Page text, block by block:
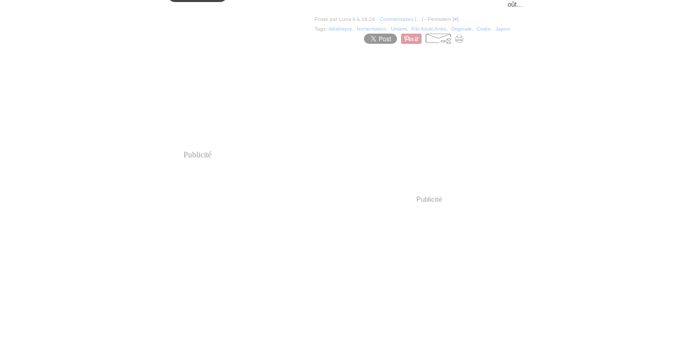
Publicité
oût...
Posté par Luna k à 18:24 - Commentaires [ ] - Permalien [#]
Tags: diététique fermentation Umami Pât Azuki Anko Originale Corée Japon
Publicité